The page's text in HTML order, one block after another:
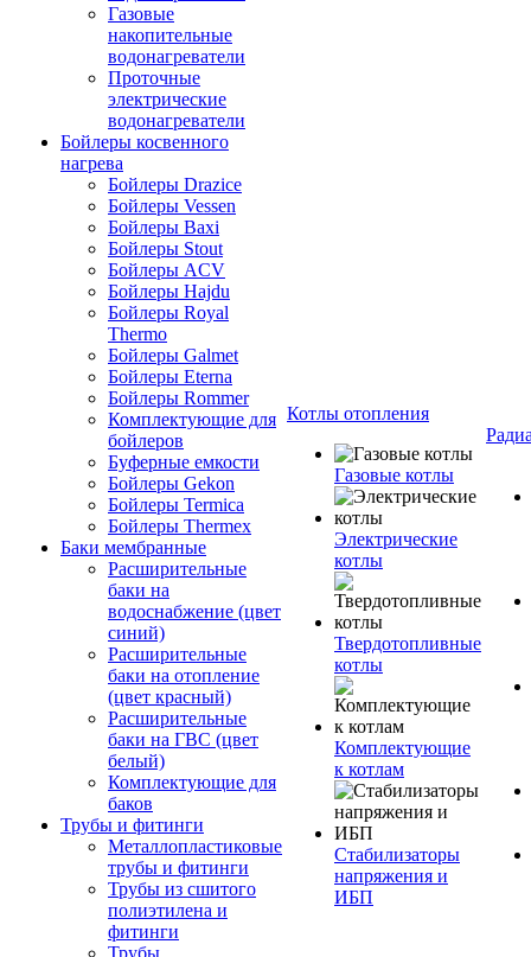
Газовые
накопительные
водонагреватели
Проточные
электрические
водонагреватели
Бойлеры косвенного
нагрева
Бойлеры Drazice
Бойлеры Vessen
Бойлеры Baxi
Бойлеры Stout
Бойлеры ACV
Бойлеры Hajdu
Бойлеры Royal
Thermo
Бойлеры Galmet
Бойлеры Eterna
Бойлеры Rommer
Комплектующие для
бойлеров
Буферные емкости
Бойлеры Gekon
Бойлеры Termica
Бойлеры Thermex
Баки мембранные
Расширительные
баки на
водоснабжение (цвет
синий)
Расширительные
баки на отопление
(цвет красный)
Расширительные
баки на ГВС (цвет
белый)
Комплектующие для
баков
Трубы и фитинги
Металлопластиковые
трубы и фитинги
Трубы из сшитого
полиэтилена и
фитинги
Трубы
Котлы отопления
Газовые котлы
Электрические
котлы
Твердотопливные
котлы
Комплектующие
к котлам
Стабилизаторы
напряжения и
ИБП